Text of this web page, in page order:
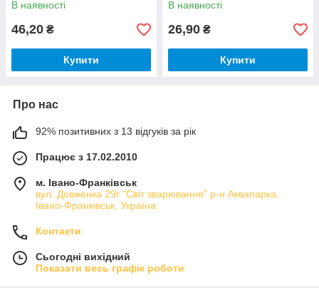
В наявності
46,20 ₴
Купити
В наявності
26,90 ₴
Купити
Про нас
92% позитивних з 13 відгуків за рік
Працює з 17.02.2010
м. Івано-Франківськ
вул. Довженка 29г "Світ зварювання" р-н Аквапарка,
Івано-Франківськ, Україна
Контакти
Сьогодні вихідний
Показати весь графік роботи